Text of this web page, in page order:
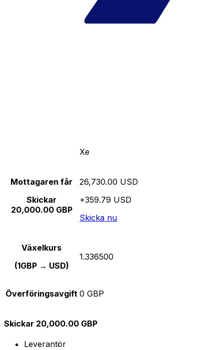
Xe
Mottagaren får
Skickar
20,000.00 GBP
26,730.00 USD
+359.79 USD
Skicka nu
Växelkurs
(1GBP → USD)
1.336500
Överföringsavgift 0 GBP
Skickar 20,000.00 GBP
Leverantör